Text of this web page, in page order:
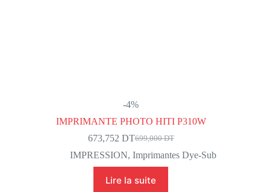
-4%
IMPRIMANTE PHOTO HITI P310W
699,000DT
Le
prix
initial
était :
699,000 DT.
673,752 DTLe
prix
actuel
673,752 DT.
IMPRESSION, Imprimantes Dye-Sub
Lire la suite